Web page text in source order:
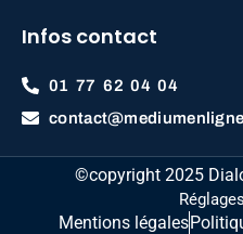
Infos contact
01 77 62 04 04
©copyright 2025
Mentions légales